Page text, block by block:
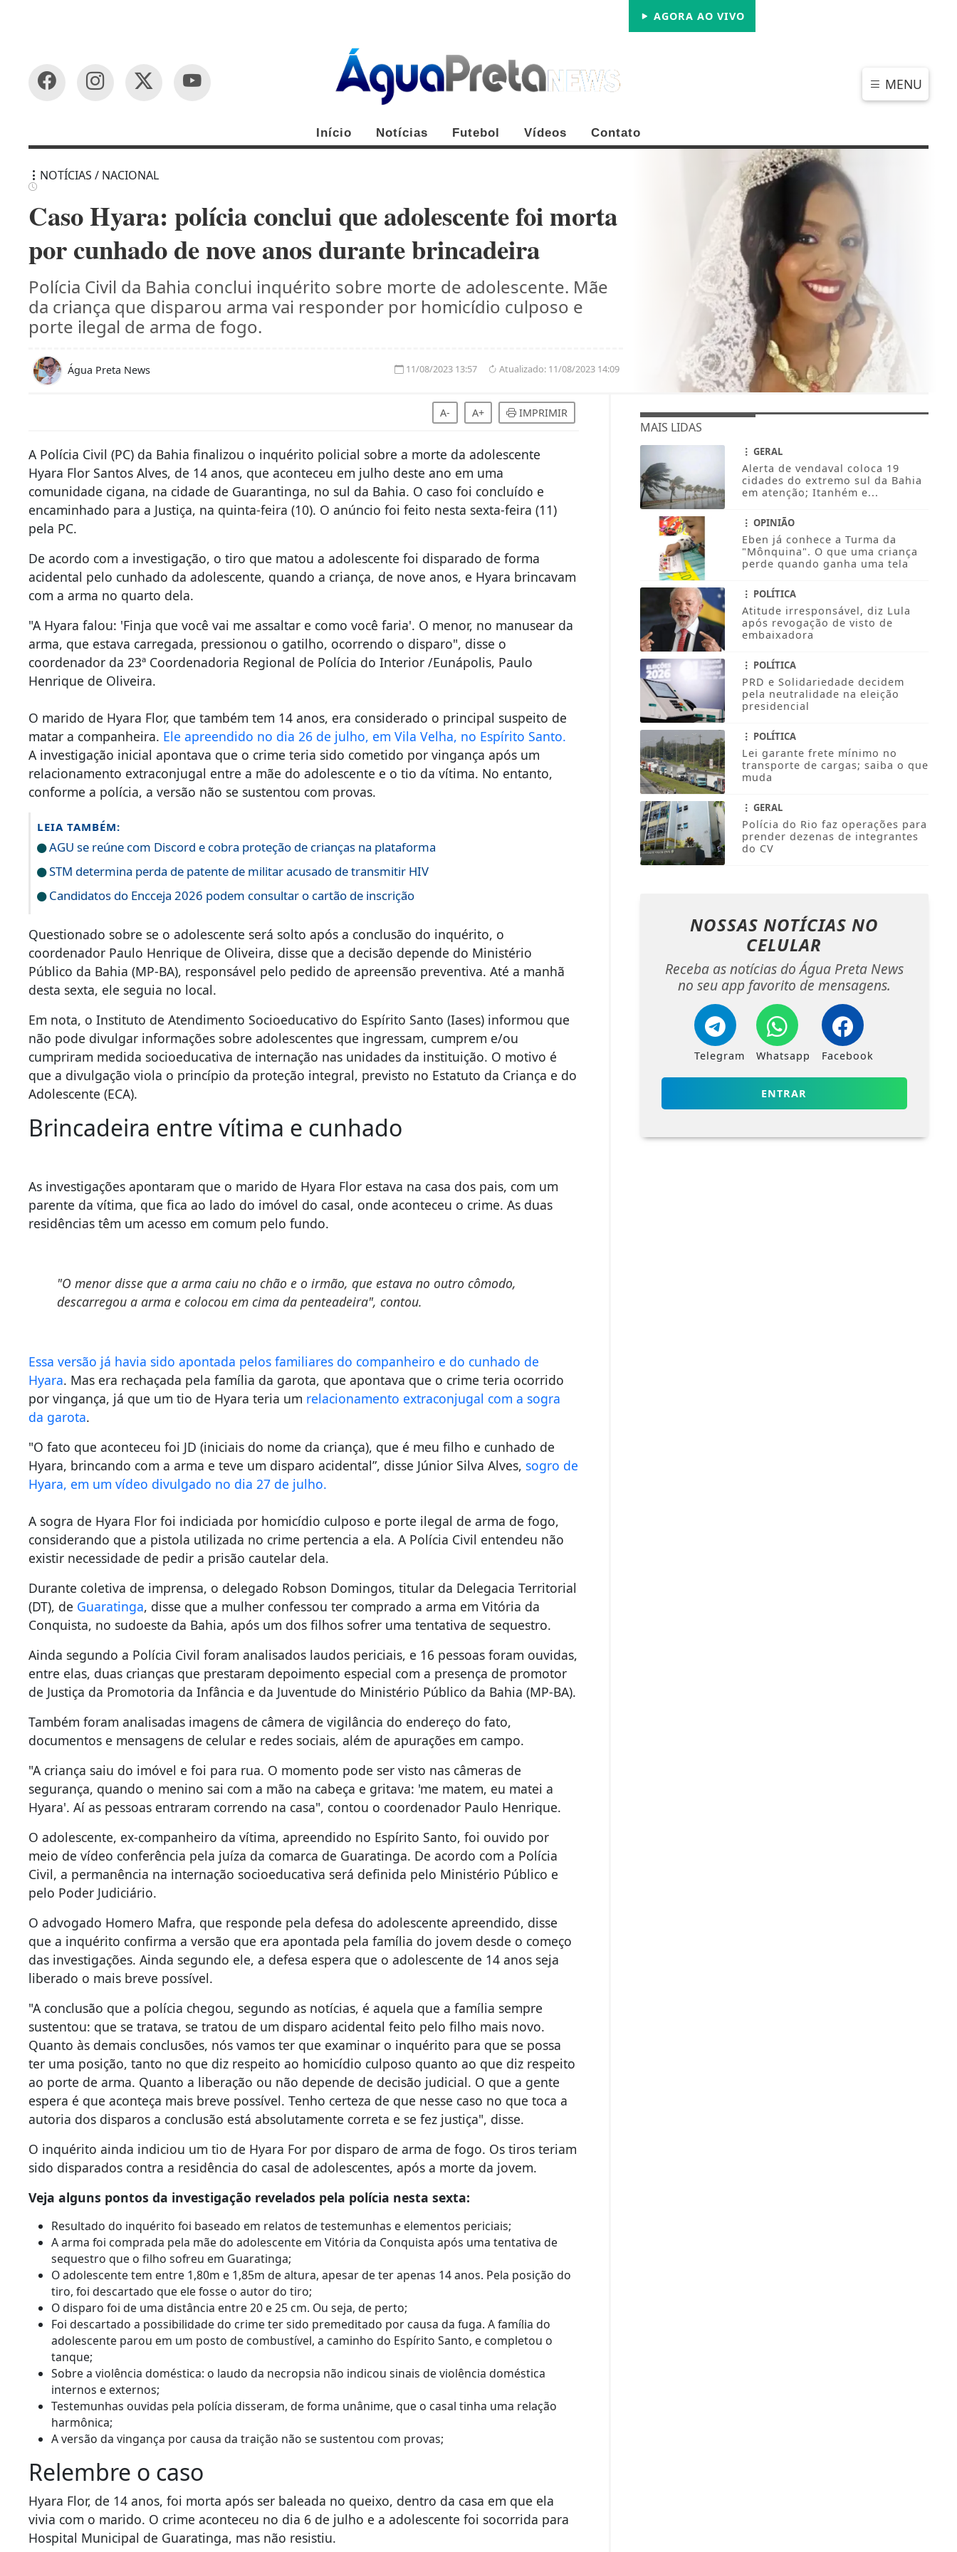
AGORA AO VIVO
MENU
Início Notícias Futebol Vídeos Contato
NOTÍCIAS / NACIONAL
Caso Hyara: polícia conclui que adolescente foi morta
por cunhado de nove anos durante brincadeira
Polícia Civil da Bahia conclui inquérito sobre morte de adolescente. Mãe
da criança que disparou arma vai responder por homicídio culposo e
porte ilegal de arma de fogo.
Água Preta News Atualizado:11/08/2023 14:09
11/08/2023 13:57
A- A+ IMPRIMIR
A Polícia Civil (PC) da Bahia finalizou o inquérito policial sobre a morte da adolescente
Hyara Flor Santos Alves, de 14 anos, que aconteceu em julho deste ano em uma
comunidade cigana, na cidade de Guarantinga, no sul da Bahia. O caso foi concluído e
encaminhado para a Justiça, na quinta-feira (10). O anúncio foi feito nesta sexta-feira (11)
pela PC.
De acordo com a investigação, o tiro que matou a adolescente foi disparado de forma
acidental pelo cunhado da adolescente, quando a criança, de nove anos, e Hyara brincavam
com a arma no quarto dela.
"A Hyara falou: 'Finja que você vai me assaltar e como você faria'. O menor, no manusear da
arma, que estava carregada, pressionou o gatilho, ocorrendo o disparo", disse o
coordenador da 23ª Coordenadoria Regional de Polícia do Interior /Eunápolis, Paulo
Henrique de Oliveira.
O marido de Hyara Flor, que também tem 14 anos, era considerado o principal suspeito de
matar a companheira. Ele apreendido no dia 26 de julho, em Vila Velha, no Espírito Santo.
A investigação inicial apontava que o crime teria sido cometido por vingança após um
relacionamento extraconjugal entre a mãe do adolescente e o tio da vítima. No entanto,
conforme a polícia, a versão não se sustentou com provas.
LEIA TAMBÉM:
AGU se reúne com Discord e cobra proteção de crianças na plataforma
STM determina perda de patente de militar acusado de transmitir HIV
Candidatos do Encceja 2026 podem consultar o cartão de inscrição
Questionado sobre se o adolescente será solto após a conclusão do inquérito, o
coordenador Paulo Henrique de Oliveira, disse que a decisão depende do Ministério
Público da Bahia (MP-BA), responsável pelo pedido de apreensão preventiva. Até a manhã
desta sexta, ele seguia no local.
Em nota, o Instituto de Atendimento Socioeducativo do Espírito Santo (Iases) informou que
não pode divulgar informações sobre adolescentes que ingressam, cumprem e/ou
cumpriram medida socioeducativa de internação nas unidades da instituição. O motivo é
que a divulgação viola o princípio da proteção integral, previsto no Estatuto da Criança e do
Adolescente (ECA).
Brincadeira entre vítima e cunhado
As investigações apontaram que o marido de Hyara Flor estava na casa dos pais, com um
parente da vítima, que fica ao lado do imóvel do casal, onde aconteceu o crime. As duas
residências têm um acesso em comum pelo fundo.
"O menor disse que a arma caiu no chão e o irmão, que estava no outro cômodo,
descarregou a arma e colocou em cima da penteadeira", contou.
Essa versão já havia sido apontada pelos familiares do companheiro e do cunhado de
Hyara. Mas era rechaçada pela família da garota, que apontava que o crime teria ocorrido
por vingança, já que um tio de Hyara teria um relacionamento extraconjugal com a sogra
da garota.
"O fato que aconteceu foi JD (iniciais do nome da criança), que é meu filho e cunhado de
Hyara, brincando com a arma e teve um disparo acidental”, disse Júnior Silva Alves, sogro de
Hyara, em um vídeo divulgado no dia 27 de julho.
A sogra de Hyara Flor foi indiciada por homicídio culposo e porte ilegal de arma de fogo,
considerando que a pistola utilizada no crime pertencia a ela. A Polícia Civil entendeu não
existir necessidade de pedir a prisão cautelar dela.
Durante coletiva de imprensa, o delegado Robson Domingos, titular da Delegacia Territorial
(DT), de Guaratinga, disse que a mulher confessou ter comprado a arma em Vitória da
Conquista, no sudoeste da Bahia, após um dos filhos sofrer uma tentativa de sequestro.
Ainda segundo a Polícia Civil foram analisados laudos periciais, e 16 pessoas foram ouvidas,
entre elas, duas crianças que prestaram depoimento especial com a presença de promotor
de Justiça da Promotoria da Infância e da Juventude do Ministério Público da Bahia (MP-BA).
Também foram analisadas imagens de câmera de vigilância do endereço do fato,
documentos e mensagens de celular e redes sociais, além de apurações em campo.
"A criança saiu do imóvel e foi para rua. O momento pode ser visto nas câmeras de
segurança, quando o menino sai com a mão na cabeça e gritava: 'me matem, eu matei a
Hyara'. Aí as pessoas entraram correndo na casa", contou o coordenador Paulo Henrique.
O adolescente, ex-companheiro da vítima, apreendido no Espírito Santo, foi ouvido por
meio de vídeo conferência pela juíza da comarca de Guaratinga. De acordo com a Polícia
Civil, a permanência na internação socioeducativa será definida pelo Ministério Público e
pelo Poder Judiciário.
O advogado Homero Mafra, que responde pela defesa do adolescente apreendido, disse
que a inquérito confirma a versão que era apontada pela família do jovem desde o começo
das investigações. Ainda segundo ele, a defesa espera que o adolescente de 14 anos seja
liberado o mais breve possível.
"A conclusão que a polícia chegou, segundo as notícias, é aquela que a família sempre
sustentou: que se tratava, se tratou de um disparo acidental feito pelo filho mais novo.
Quanto às demais conclusões, nós vamos ter que examinar o inquérito para que se possa
ter uma posição, tanto no que diz respeito ao homicídio culposo quanto ao que diz respeito
ao porte de arma. Quanto a liberação ou não depende de decisão judicial. O que a gente
espera é que aconteça mais breve possível. Tenho certeza de que nesse caso no que toca a
autoria dos disparos a conclusão está absolutamente correta e se fez justiça", disse.
O inquérito ainda indiciou um tio de Hyara For por disparo de arma de fogo. Os tiros teriam
sido disparados contra a residência do casal de adolescentes, após a morte da jovem.
Veja alguns pontos da investigação revelados pela polícia nesta sexta:
Resultado do inquérito foi baseado em relatos de testemunhas e elementos periciais;
A arma foi comprada pela mãe do adolescente em Vitória da Conquista após uma tentativa de
sequestro que o filho sofreu em Guaratinga;
O adolescente tem entre 1,80m e 1,85m de altura, apesar de ter apenas 14 anos. Pela posição do
tiro, foi descartado que ele fosse o autor do tiro;
O disparo foi de uma distância entre 20 e 25 cm. Ou seja, de perto;
Foi descartado a possibilidade do crime ter sido premeditado por causa da fuga. A família do
adolescente parou em um posto de combustível, a caminho do Espírito Santo, e completou o
tanque;
Sobre a violência doméstica: o laudo da necropsia não indicou sinais de violência doméstica
internos e externos;
Testemunhas ouvidas pela polícia disseram, de forma unânime, que o casal tinha uma relação
harmônica;
A versão da vingança por causa da traição não se sustentou com provas;
Relembre o caso
Hyara Flor, de 14 anos, foi morta após ser baleada no queixo, dentro da casa em que ela
vivia com o marido. O crime aconteceu no dia 6 de julho e a adolescente foi socorrida para
Hospital Municipal de Guaratinga, mas não resistiu.
MAIS LIDAS
GERAL
Alerta de vendaval coloca 19
cidades do extremo sul da Bahia
em atenção; Itanhém e...
OPINIÃO
Eben já conhece a Turma da
"Mônquina". O que uma criança
perde quando ganha uma tela
POLÍTICA
Atitude irresponsável, diz Lula
após revogação de visto de
embaixadora
POLÍTICA
PRD e Solidariedade decidem
pela neutralidade na eleição
presidencial
POLÍTICA
Lei garante frete mínimo no
transporte de cargas; saiba o que
muda
GERAL
Polícia do Rio faz operações para
prender dezenas de integrantes
do CV
NOSSAS NOTÍCIAS NO
CELULAR
Receba as notícias do Água Preta News
no seu app favorito de mensagens.
Telegram Whatsapp Facebook
ENTRAR